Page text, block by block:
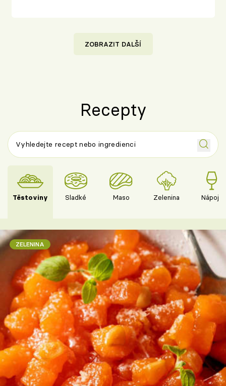
ZOBRAZIT DALŠÍ
Recepty
Těstoviny Sladké Maso Zelenina Nápoje
ZELENINA